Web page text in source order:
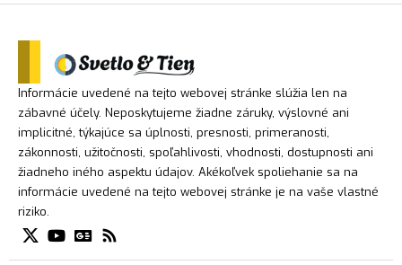
Informácie uvedené na tejto webovej stránke slúžia len na
zábavné účely. Neposkytujeme žiadne záruky, výslovné ani
implicitné, týkajúce sa úplnosti, presnosti, primeranosti,
zákonnosti, užitočnosti, spoľahlivosti, vhodnosti, dostupnosti ani
žiadneho iného aspektu údajov. Akékoľvek spoliehanie sa na
informácie uvedené na tejto webovej stránke je na vaše vlastné
riziko.